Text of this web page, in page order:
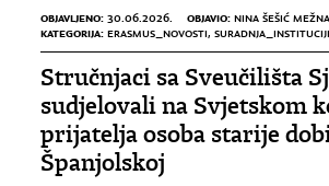
OBJAVLJENO: 30.06.2026. OBJAVIO: NINA ŠEŠIĆ
KATEGORIJA: ERASMUS_NOVOSTI,
Stručnjaci sa Sveučilišta
sudjelovali na Svjetskom
prijatelja osoba starije
Španjolskoj